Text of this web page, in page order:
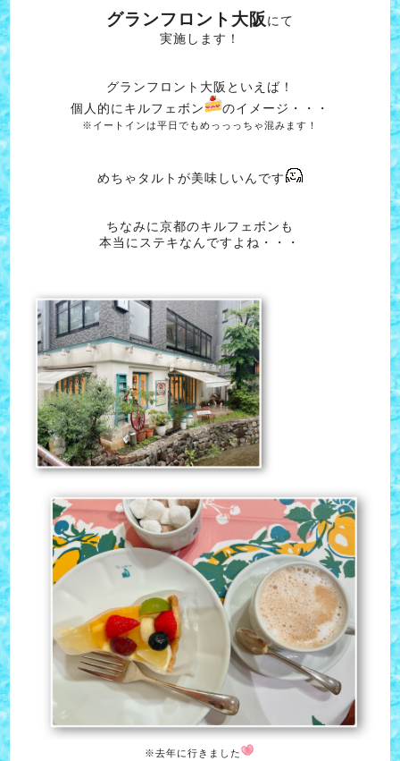
グランフロント大阪にて
実施します！
グランフロント大阪といえば！
個人的にキルフェボン
のイメージ・・・
※イートインは平日でもめっっっちゃ混みます！
めちゃタルトが美味しいんです
ちなみに京都のキルフェボンも
本当にステキなんですよね・・・
※去年に行きました